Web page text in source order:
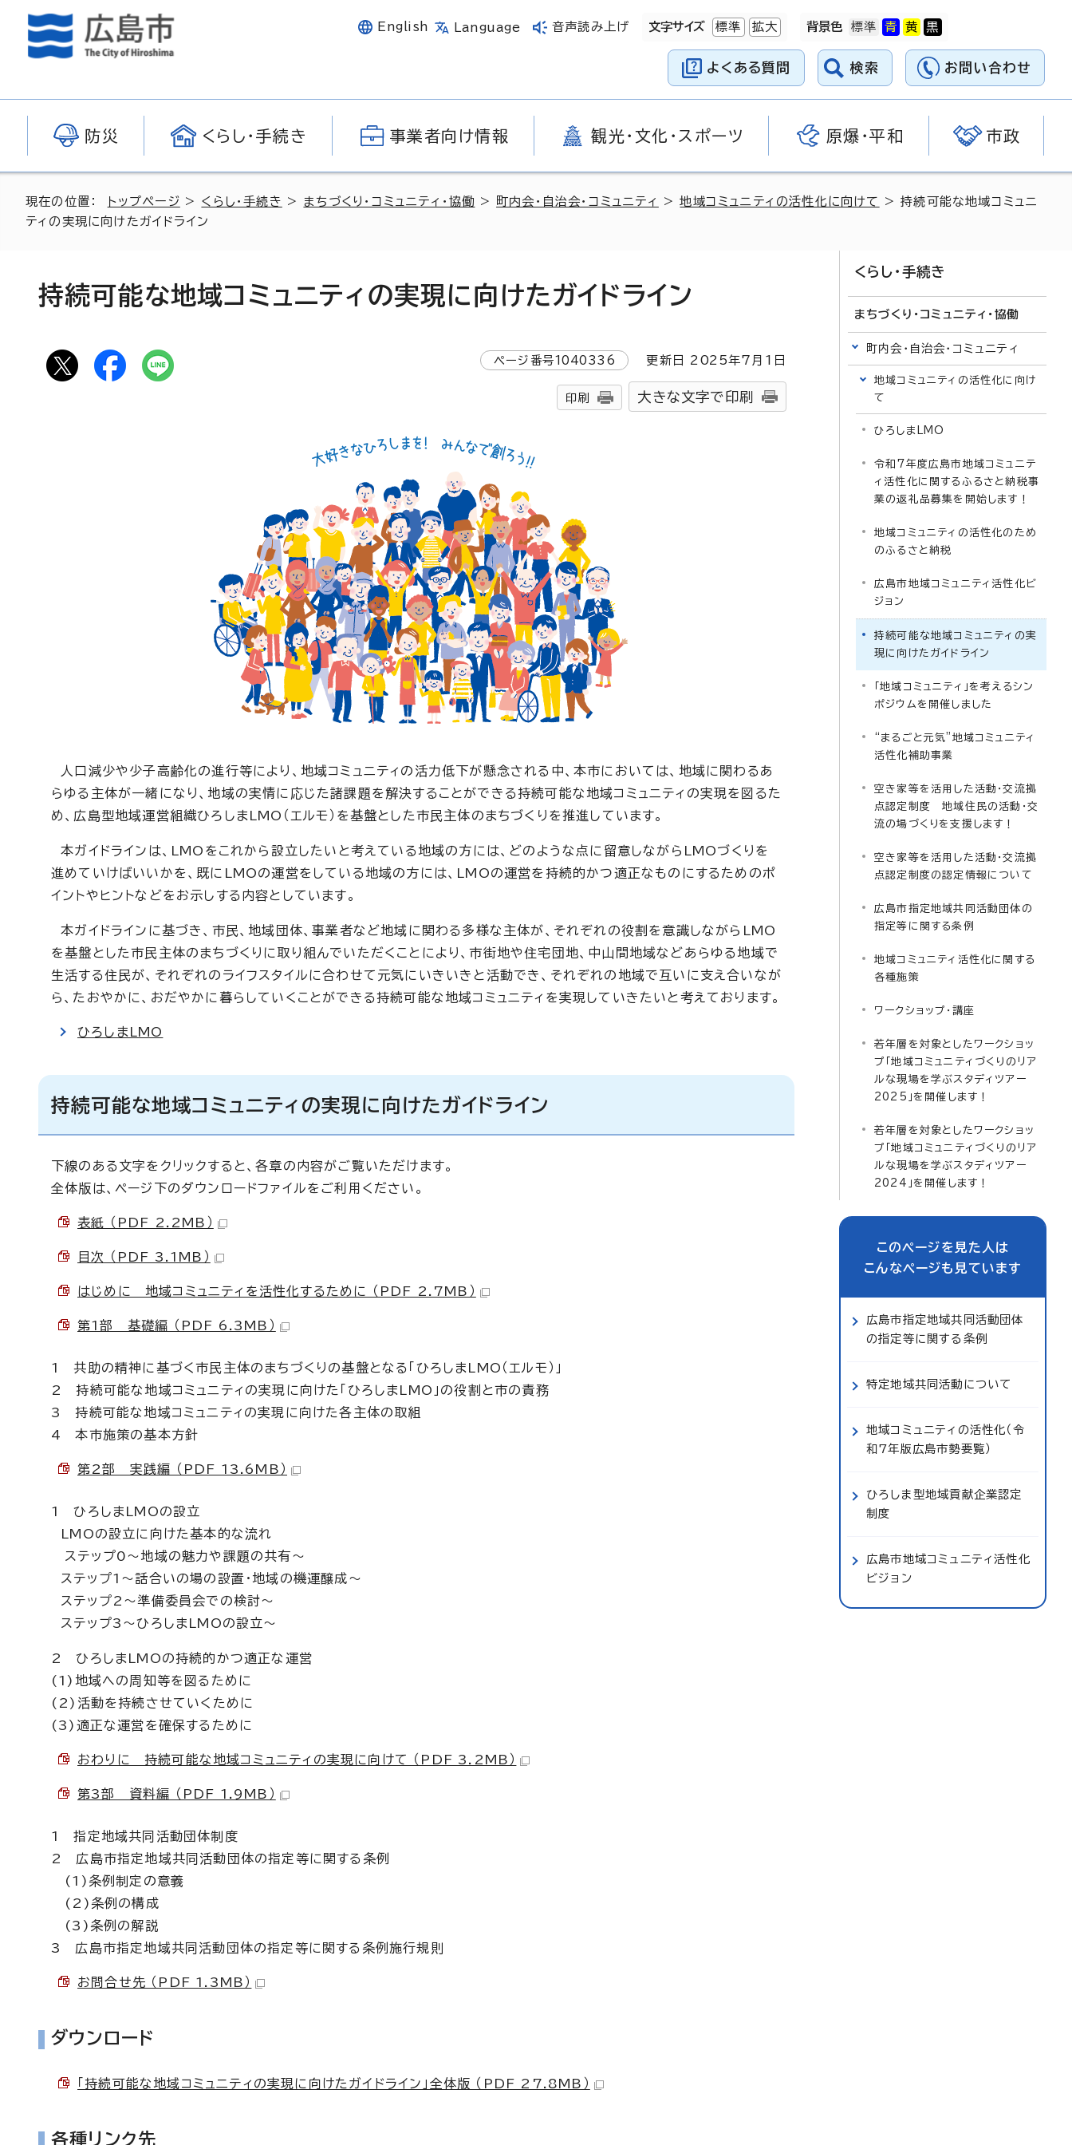
English Language 音声読み上げ 文字サイズ 標準 拡大 背景色
よくある質問 検索 お問い合わせ
防災 くらし・手続き 事業者向け情報 観光・文化・スポーツ 原爆・平和 市政
現在の位置： トップページ > くらし・手続き > まちづくり・コミュニティ・協働 > 町内会・自治会・コミュニティ >地域コミュニティの活性化に向けて
> 持続可能な地域コミュニ
ティの実現に向けたガイドライン
持続可能な地域コミュニティの実現に向けたガイドライン
ページ番号1040336 更新日 2025年7月1日
印刷 大きな文字で印刷
人口減少や少子高齢化の進行等により、地域コミュニティの活力低下が懸念される中、本市においては、地域に関わるあ
らゆる主体が一緒になり、地域の実情に応じた諸課題を解決することができる持続可能な地域コミュニティの実現を図るた
め、広島型地域運営組織ひろしまLMO（エルモ）を基盤とした市民主体のまちづくりを推進しています。
本ガイドラインは、LMOをこれから設立したいと考えている地域の方には、どのような点に留意しながらLMOづくりを
進めていけばいいかを、既にLMOの運営をしている地域の方には、LMOの運営を持続的かつ適正なものにするためのポ
イントやヒントなどをお示しする内容としています。
本ガイドラインに基づき、市民、地域団体、事業者など地域に関わる多様な主体が、それぞれの役割を意識しながらLMO
を基盤とした市民主体のまちづくりに取り組んでいただくことにより、市街地や住宅団地、中山間地域などあらゆる地域で
生活する住民が、それぞれのライフスタイルに合わせて元気にいきいきと活動でき、それぞれの地域で互いに支え合いなが
ら、たおやかに、おだやかに暮らしていくことができる持続可能な地域コミュニティを実現していきたいと考えております。
ひろしまLMO
持続可能な地域コミュニティの実現に向けたガイドライン
下線のある文字をクリックすると、各章の内容がご覧いただけます。
全体版は、ページ下のダウンロードファイルをご利用ください。
表紙 （PDF 2.2MB）
目次 （PDF 3.1MB）
はじめに 地域コミュニティを活性化するために （PDF 2.7MB）
第1部 基礎編 （PDF 6.3MB）
1 共助の精神に基づく市民主体のまちづくりの基盤となる「ひろしまLMO（エルモ）」
2 持続可能な地域コミュニティの実現に向けた「ひろしまLMO」の役割と市の責務
3 持続可能な地域コミュニティの実現に向けた各主体の取組
4 本市施策の基本方針
第2部 実践編 （PDF 13.6MB）
1 ひろしまLMOの設立
LMOの設立に向けた基本的な流れ
ステップ0～地域の魅力や課題の共有～
ステップ1～話合いの場の設置・地域の機運醸成～
ステップ2～準備委員会での検討～
ステップ3～ひろしまLMOの設立～
2 ひろしまLMOの持続的かつ適正な運営
(1)地域への周知等を図るために
(2)活動を持続させていくために
(3)適正な運営を確保するために
おわりに 持続可能な地域コミュニティの実現に向けて （PDF 3.2MB）
第3部 資料編 （PDF 1.9MB）
1 指定地域共同活動団体制度
2 広島市指定地域共同活動団体の指定等に関する条例
(1)条例制定の意義
(2)条例の構成
(3)条例の解説
3 広島市指定地域共同活動団体の指定等に関する条例施行規則
お問合せ先 （PDF 1.3MB）
ダウンロード
「持続可能な地域コミュニティの実現に向けたガイドライン」全体版 （PDF 27.8MB）
各種リンク先
くらし・手続き
まちづくり・コミュニティ・協働
町内会・自治会・コミュニティ
地域コミュニティの活性化に向け
て
ひろしまLMO
令和7年度広島市地域コミュニテ
ィ活性化に関するふるさと納税事
業の返礼品募集を開始します！
地域コミュニティの活性化のため
のふるさと納税
広島市地域コミュニティ活性化ビ
ジョン
持続可能な地域コミュニティの実
現に向けたガイドライン
「地域コミュニティ」を考えるシン
ポジウムを開催しました
“まるごと元気”地域コミュニティ
活性化補助事業
空き家等を活用した活動・交流拠
点認定制度 地域住民の活動・交
流の場づくりを支援します！
空き家等を活用した活動・交流拠
点認定制度の認定情報について
広島市指定地域共同活動団体の
指定等に関する条例
地域コミュニティ活性化に関する
各種施策
ワークショップ・講座
若年層を対象としたワークショッ
プ「地域コミュニティづくりのリア
ルな現場を学ぶスタディツアー
2025」を開催します！
若年層を対象としたワークショッ
プ「地域コミュニティづくりのリア
ルな現場を学ぶスタディツアー
2024」を開催します！
このページを見た人は
こんなページも見ています
広島市指定地域共同活動団体
の指定等に関する条例
特定地域共同活動について
地域コミュニティの活性化（令
和7年版広島市勢要覧）
ひろしま型地域貢献企業認定
制度
広島市地域コミュニティ活性化
ビジョン